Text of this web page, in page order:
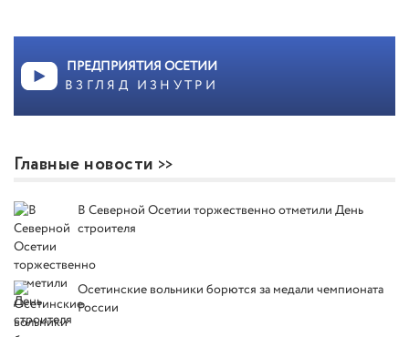
ПРЕДПРИЯТИЯ ОСЕТИИ
ВЗГЛЯД ИЗНУТРИ
Главные новости
В Северной Осетии торжественно отметили День
строителя
Осетинские вольники борются за медали чемпионата
России